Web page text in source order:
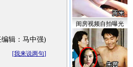
辑：马中强)
[我来说两句]
闺房视频自拍曝光